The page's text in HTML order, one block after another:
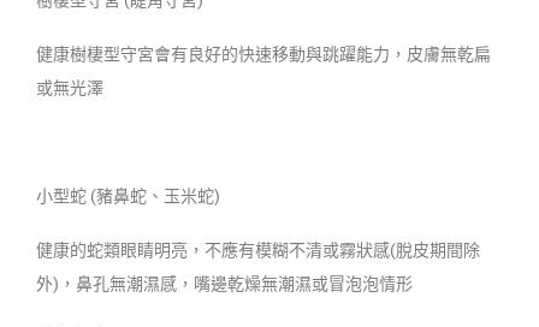
健康樹棲型守宮會有良好的快速移動與跳躍能力，皮膚無乾扁
或無光澤
小型蛇 (豬鼻蛇、玉米蛇)
健康的蛇類眼睛明亮，不應有模糊不清或霧狀感(脫皮期間除
外)，鼻孔無潮濕感，嘴邊乾燥無潮濕或冒泡泡情形